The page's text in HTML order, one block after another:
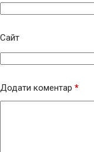
Сайт
Додати коментар *